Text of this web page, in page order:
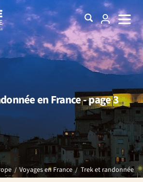
en France - page 3
Voyages en France Trek et randonnée